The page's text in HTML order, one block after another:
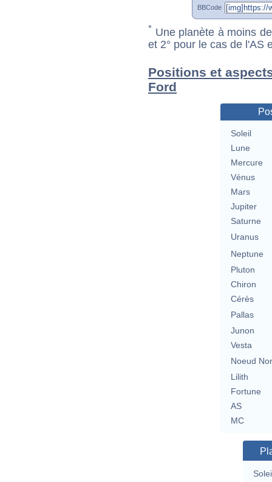
BBCode
* Une planète à moins
et 2° pour le cas de l'AS
Positions et
Ford
Soleil
Lune
Mercure
Vénus
Mars
Jupiter
Saturne
Uranus
Neptune
Pluton
Chiron
Cérès
Pallas
Junon
Vesta
Noeud
Lilith
Fortune
AS
MC